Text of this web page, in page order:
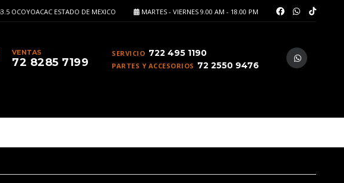
MARTES - VIERNES 9.00 AM - 18.00 PM
OCOYOACAC ESTADO DE MEXICO
SERVICIO 722 495 1190
PARTES Y ACCESORIOS 72 2550 9476
VENTAS
72 8285 7199